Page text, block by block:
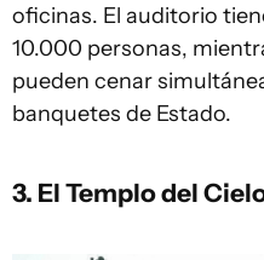
oficinas. El auditorio
10.000 personas,
pueden cenar
banquetes de Estado.
3. El Templo del